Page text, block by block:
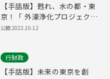
【手話版】甦れ、水の都・東
京！「 外濠浄化プロジェク
ト」 （令和4年10月8日 東京
公開2022.10.12
行財政
【手話版】未来の東京を創